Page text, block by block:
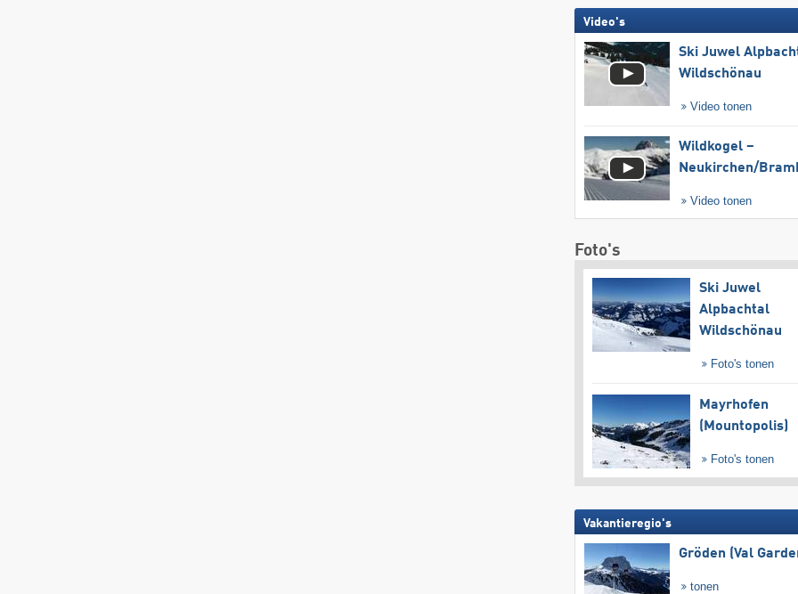
Video's
Ski Juwel
Wildschönau
Video tonen
Wildkogel –
Neukirchen/​
Video tonen
Foto's
Ski Juwel
Alpbachtal
Wildschönau
Foto's tonen
Mayrhofen
(Mountopolis)
Foto's tonen
Vakantieregio's
Gröden (Val
tonen